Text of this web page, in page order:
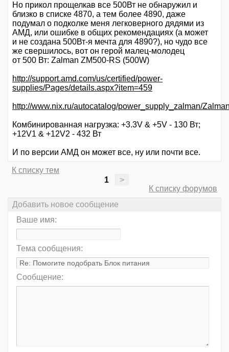
Но прикол прощелкав все 500Вт не обнаружил и
близко в списке 4870, а тем более 4890, даже
подумал о подколке меня легковерного дядями из
АМД, или ошибке в общих рекомендациях (а может
и не создана 500Вт-я мечта для 4890?), но чудо все
же свершилось, вот он герой малец-молодец
от 500 Вт: Zalman ZM500-RS (500W)
http://support.amd.com/us/certified/power-
supplies/Pages/details.aspx?item=459
http://www.nix.ru/autocatalog/power_supply_zalman/
Комбинированная нагрузка: +3.3V & +5V - 130 Вт;
+12V1 & +12V2 - 432 Вт
И по версии АМД он может все, ну или почти все.
К списку тем
1
>
К списку форумов
Добавить новое сообщение
Ваше имя:
Тема сообщения:
Сообщение: